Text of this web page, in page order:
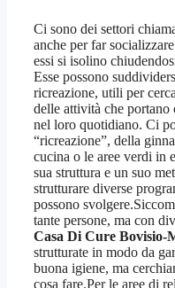
Ci sono dei settori
anche per far
essi si isolino
Esse possono
ricreazione, utili per
delle attività che portano
nel loro quotidiano. Ci
“ricreazione”, della
cucina o le aree verdi in
sua struttura e un suo
strutturare diverse
possono
tante persone, ma con
Casa Di Cure Bovisio-
strutturate in modo da
buona igiene, ma
cosa fare.Per le aree di